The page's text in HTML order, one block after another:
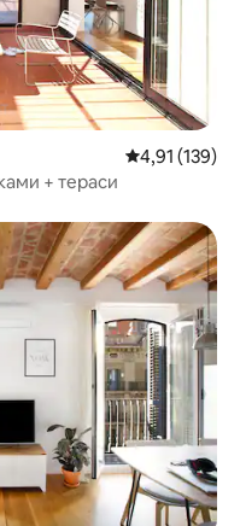
Середня
4,91 (139)
+ тераси